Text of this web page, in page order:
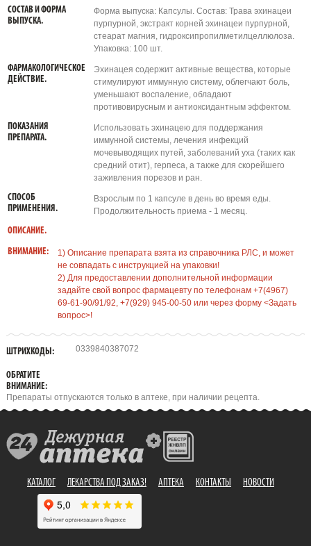
СОСТАВ И ФОРМА
ВЫПУСКА.
Форма выпуска: Капсулы. Состав: Трава эхинацеи
пурпурной, экстракт корней эхинацеи пурпурной,
стеарат магния, гидроксипропилметилцеллюлоза.
Упаковка: 100 шт.
ФАРМАКОЛОГИЧЕСКОЕ
ДЕЙСТВИЕ.
Эхинацея содержит активные вещества, которые
стимулируют иммунную систему, облегчают боль,
уменьшают воспаление, обладают
противовирусным и антиоксидантным эффектом.
ПОКАЗАНИЯ
ПРЕПАРАТА.
Использовать эхинацею для поддержания
иммунной системы, лечения инфекций
мочевыводящих путей, заболеваний уха (таких как
средний отит), герпеса, а также для скорейшего
заживления порезов и ран.
СПОСОБ
ПРИМЕНЕНИЯ.
Взрослым по 1 капсуле в день во время еды.
Продолжительность приема - 1 месяц.
ОПИСАНИЕ.
ВНИМАНИЕ:
1) Описание препарата взята из справочника РЛС, и может
не совпадать с инструкцией на упаковки!
2) Для предоставлении дополнительной информации
задайте свой вопрос фармацевту по телефонам +7(4967)
69-61-90/91/92, +7(929) 945-00-50 или через форму <Задать
вопрос>!
ШТРИХКОДЫ: 0339840387072
ОБРАТИТЕ
ВНИМАНИЕ:
Препараты отпускаются только в аптеке, при наличии рецепта.
КАТАЛОГ ЛЕКАРСТВА ПОД ЗАКАЗ! АПТЕКА КОНТАКТЫ НОВОСТИ